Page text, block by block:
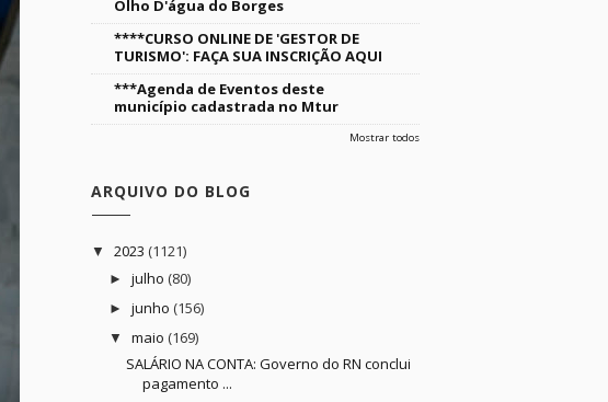
Olho D'água do Borges
****CURSO ONLINE DE 'GESTOR DE
TURISMO': FAÇA SUA INSCRIÇÃO AQUI
***Agenda de Eventos deste
município cadastrada no Mtur
Mostrar todos
ARQUIVO DO BLOG
▼ 2023 (1121)
► julho (80)
► junho (156)
▼ maio (169)
SALÁRIO NA CONTA: Governo do RN conclui
pagamento ...